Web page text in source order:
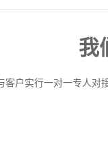
我
客户实行一对一专人